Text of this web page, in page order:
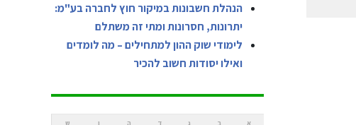
הנהלת חשבונות במיקור חוץ לחברה בע"מ:
יתרונות, חסרונות ומתי זה משתלם
לימודי שוק ההון למתחילים – מה לומדים
ואילו יסודות חשוב להכיר